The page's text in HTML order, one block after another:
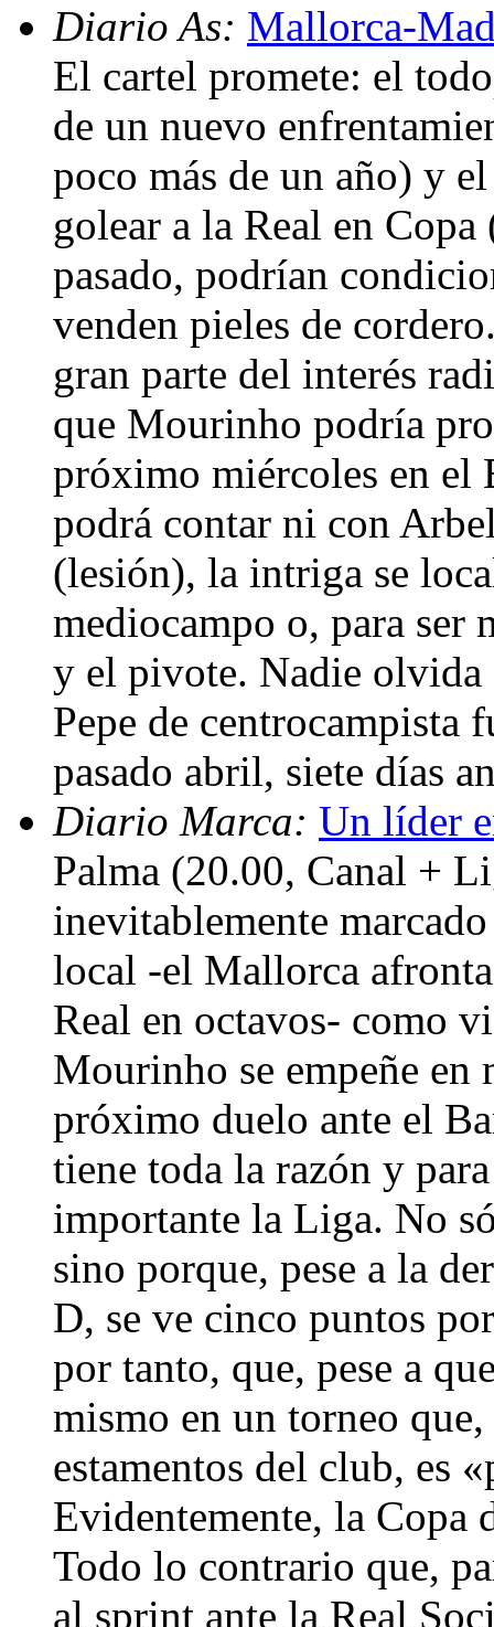
Diario As: Mallorca-
El cartel promete: el
de un nuevo
poco más de un año) y
golear a la Real en
pasado, podrían
venden pieles de
gran parte del interés
que Mourinho podría
próximo miércoles en el
podrá contar ni con
(lesión), la intriga se
mediocampo o, para ser
y el pivote. Nadie olvida
Pepe de
pasado abril, siete días
Diario Marca: Un líder
Palma (20.00, Canal +
inevitablemente
local -el Mallorca
Real en octavos- como
Mourinho se empeñe
próximo duelo ante el
tiene toda la razón y
importante la Liga. No
sino porque, pese a la
D, se ve cinco puntos
por tanto, que, pese a
mismo en un torneo
estamentos del club, es
Evidentemente, la Copa
Todo lo contrario que,
al sprint ante la Real